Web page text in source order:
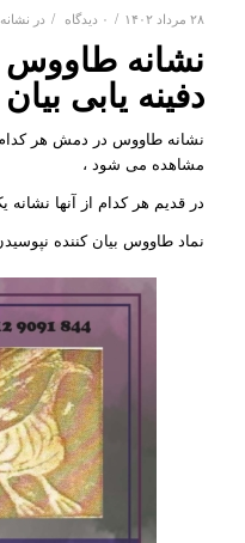
۲۸ مرداد ۱۴۰۲ / ۰ دیدگاه / در
نشانه طاووس
دفینه یابی
نشانه طاووس در دمش هر
مشاهده می شود ،
در قدیم هر کدام از آنها
نماد طاووس بیان کننده